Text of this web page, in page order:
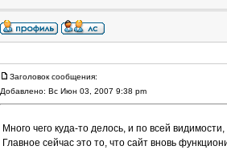
Заголовок сообщения:
Добавлено: Вс Июн 03, 2007 9:38 pm
Много чего куда-то делось, и по всей
Главное сейчас это то, что сайт вновь